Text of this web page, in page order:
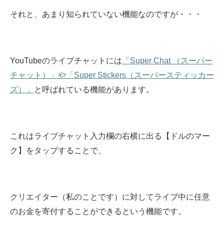
それと、あまり知られていない機能なのですが・・・
YouTubeのライブチャットには 「Super Chat （スーパー
チャット）」や「Super Stickers（スーパースティッカー
ズ）」
と呼ばれている機能があります。
これはライブチャット入力欄の右横に出る【ドルのマー
ク】をタップすることで、
クリエイター（私のことです）に対してライブ中に任意
のお金を寄付することができるという機能です。